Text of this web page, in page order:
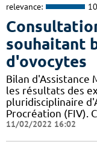
relevance:
souhaitant
d'ovocytes
Bilan d'Assistance
les résultats des
pluridisciplinaire
Procréation (FIV).
11/02/2022 16:02